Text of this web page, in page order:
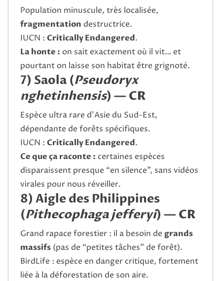
Population minuscule, très localisée,
fragmentation destructrice.
IUCN : Critically Endangered.
La honte : on sait exactement où il vit… et
pourtant on laisse son habitat être grignoté.
7) Saola (Pseudoryx
nghetinhensis) — CR
Espèce ultra rare d’Asie du Sud-Est,
dépendante de forêts spécifiques.
IUCN : Critically Endangered.
Ce que ça raconte : certaines espèces
disparaissent presque “en silence”, sans vidéos
virales pour nous réveiller.
8) Aigle des Philippines
(Pithecophaga jefferyi) — CR
Grand rapace forestier : il a besoin de grands
massifs (pas de “petites tâches” de forêt).
BirdLife : espèce en danger critique, fortement
liée à la déforestation de son aire.